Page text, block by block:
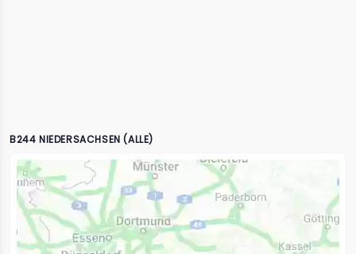
B244 NIEDERSACHSEN (ALLE)